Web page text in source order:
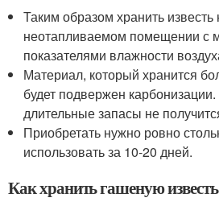
Таким образом хранить
неотапливаемом помещении с
показателями влажности
Материал, который хранится
будет подвержен
длительные запасы не
Приобретать нужно ровно
использовать за 10-20 дней.
Как хранить гашеную известь